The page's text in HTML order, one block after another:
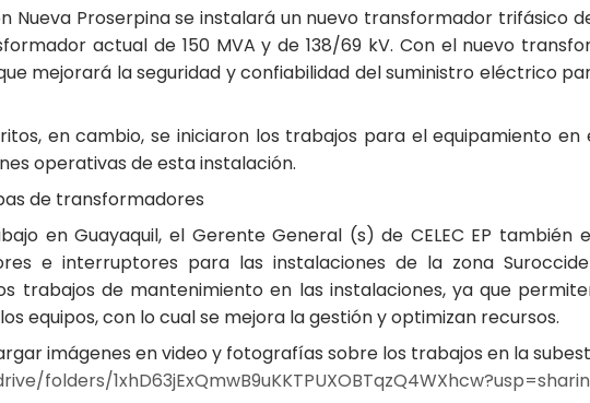
Nueva Proserpina se instalará un nuevo transformador trifásico
actual de 150 MVA y de 138/69 kV. Con el nuevo
mejorará la seguridad y confiabilidad del suministro eléctrico
en cambio, se iniciaron los trabajos para el equipamiento
operativas de esta instalación.
de transformadores
en Guayaquil, el Gerente General (s) de CELEC EP
e interruptores para las instalaciones de la zona
trabajos de mantenimiento en las instalaciones, ya que
equipos, con lo cual se mejora la gestión y optimizan recursos.
imágenes en video y fotografías sobre los trabajos en la
folders/